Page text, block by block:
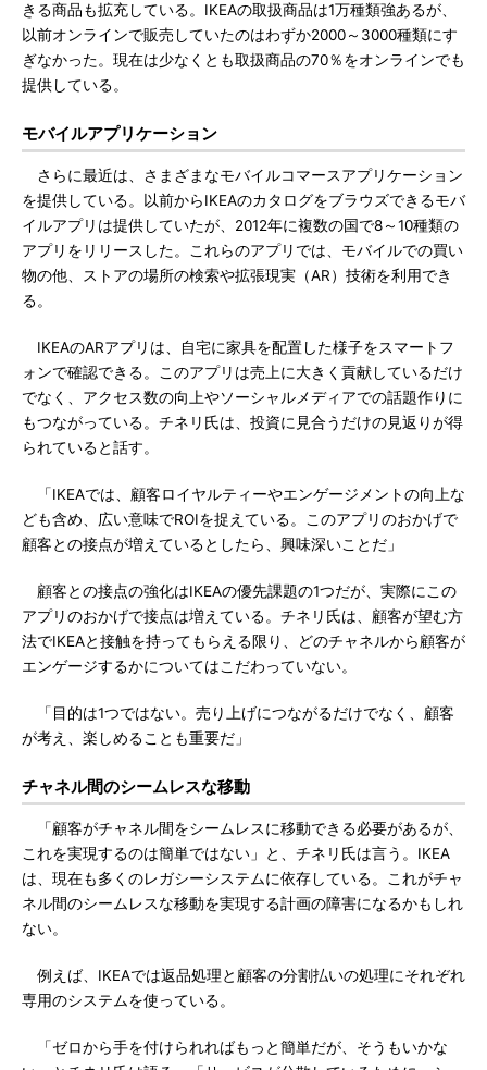
きる商品も拡充している。IKEAの取扱商品は1万種類強あるが、
以前オンラインで販売していたのはわずか2000～3000種類にす
ぎなかった。現在は少なくとも取扱商品の70％をオンラインでも
提供している。
モバイルアプリケーション
さらに最近は、さまざまなモバイルコマースアプリケーション
を提供している。以前からIKEAのカタログをブラウズできるモバ
イルアプリは提供していたが、2012年に複数の国で8～10種類の
アプリをリリースした。これらのアプリでは、モバイルでの買い
物の他、ストアの場所の検索や拡張現実（AR）技術を利用でき
る。
IKEAのARアプリは、自宅に家具を配置した様子をスマートフ
ォンで確認できる。このアプリは売上に大きく貢献しているだけ
でなく、アクセス数の向上やソーシャルメディアでの話題作りに
もつながっている。チネリ氏は、投資に見合うだけの見返りが得
られていると話す。
「IKEAでは、顧客ロイヤルティーやエンゲージメントの向上な
ども含め、広い意味でROIを捉えている。このアプリのおかげで
顧客との接点が増えているとしたら、興味深いことだ」
顧客との接点の強化はIKEAの優先課題の1つだが、実際にこの
アプリのおかげで接点は増えている。チネリ氏は、顧客が望む方
法でIKEAと接触を持ってもらえる限り、どのチャネルから顧客が
エンゲージするかについてはこだわっていない。
「目的は1つではない。売り上げにつながるだけでなく、顧客
が考え、楽しめることも重要だ」
チャネル間のシームレスな移動
「顧客がチャネル間をシームレスに移動できる必要があるが、
これを実現するのは簡単ではない」と、チネリ氏は言う。IKEA
は、現在も多くのレガシーシステムに依存している。これがチャ
ネル間のシームレスな移動を実現する計画の障害になるかもしれ
ない。
例えば、IKEAでは返品処理と顧客の分割払いの処理にそれぞれ
専用のシステムを使っている。
「ゼロから手を付けられればもっと簡単だが、そうもいかな